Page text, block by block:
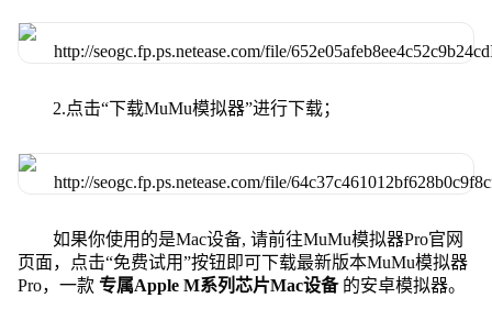
2.点击“下载MuMu模拟器”进行下载；
如果你使用的是Mac设备, 请前往MuMu模拟器Pro官网
页面，点击“免费试用”按钮即可下载最新版本MuMu模拟器
Pro，一款 专属Apple M系列芯片Mac设备 的安卓模拟器。